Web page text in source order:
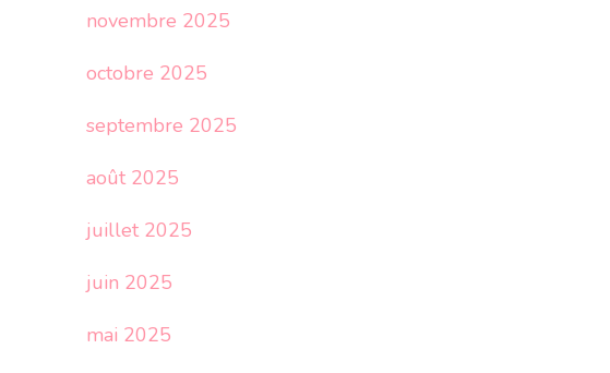
novembre 2025
octobre 2025
septembre 2025
août 2025
juillet 2025
juin 2025
mai 2025